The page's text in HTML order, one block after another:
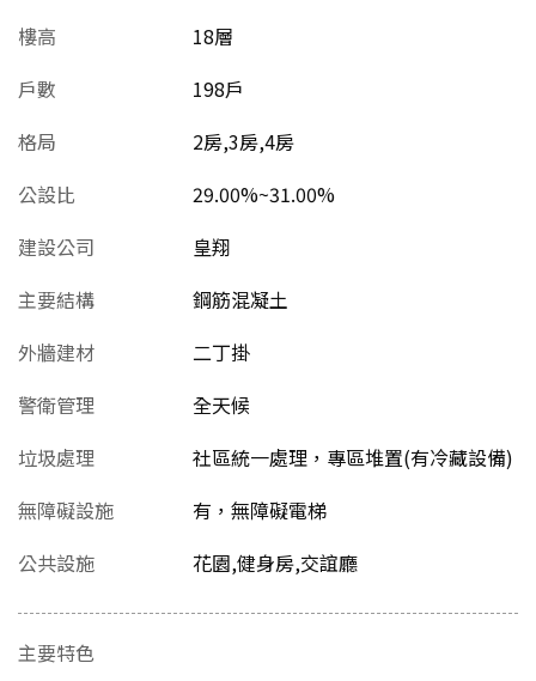
樓高
18層
戶數
198戶
格局
2房,3房,4房
公設比
29.00%~31.00%
建設公司
皇翔
主要結構
鋼筋混凝土
外牆建材
二丁掛
警衛管理
全天候
垃圾處理
社區統一處理，專區堆置(有冷藏設備)
無障礙設施
有，無障礙電梯
公共設施
花園,健身房,交誼廳
主要特色